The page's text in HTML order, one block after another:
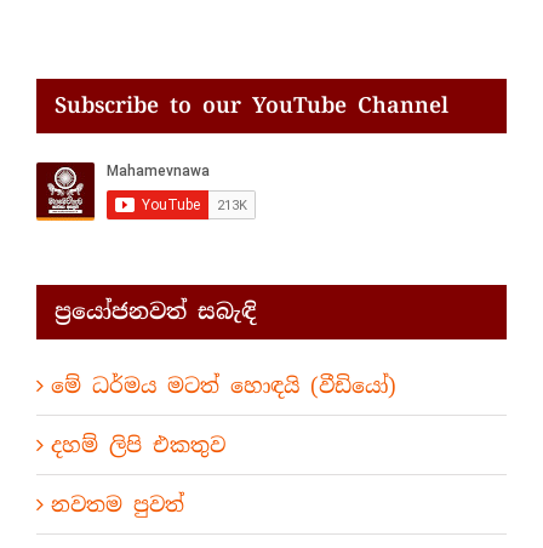
Subscribe to our YouTube Channel
ප්‍රයෝජනවත් සබැඳි
මේ ධර්මය මටත් හොඳයි (වීඩියෝ)
දහම් ලිපි එකතුව
නවතම පුවත්